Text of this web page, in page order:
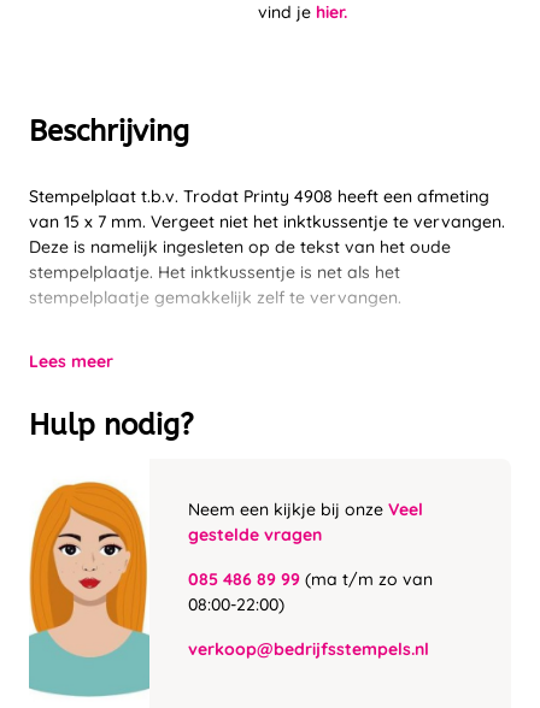
Beschrijving
Stempelplaat t.b.v. Trodat Printy 4908 heeft een afmeting
van 15 x 7 mm. Vergeet niet het inktkussentje te vervangen.
Deze is namelijk ingesleten op de tekst van het oude
stempelplaatje. Het inktkussentje is net als het
stempelplaatje gemakkelijk zelf te vervangen.
Lees meer
Hulp nodig?
Neem een kijkje bij onze Veel
gestelde vragen
085 486 89 99 (ma t/m zo van
08:00-22:00)
verkoop@bedrijfsstempels.nl
vind je hier.